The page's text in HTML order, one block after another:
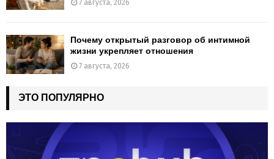
7 августа, 2026
Почему открытый разговор об интимной
жизни укрепляет отношения
7 августа, 2026
ЭТО ПОПУЛЯРНО